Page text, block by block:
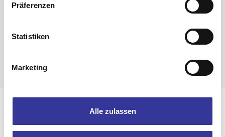
Präferenzen
Statistiken
Marketing
Alle zulassen
Impressum Datenschutzerklärung